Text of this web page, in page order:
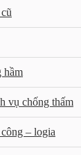
hầm
vụ chống thấm
– logia